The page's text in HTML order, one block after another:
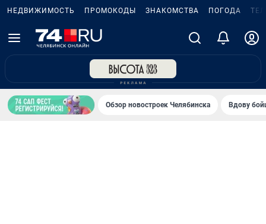
НЕДВИЖИМОСТЬ ПРОМОКОДЫ ЗНАКОМСТВА ПОГОДА
Обзор новостроек Челябинска Вдову